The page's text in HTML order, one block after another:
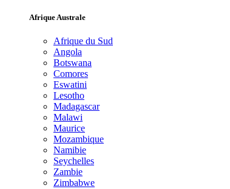
Afrique Australe
Afrique du Sud
Angola
Botswana
Comores
Eswatini
Lesotho
Madagascar
Malawi
Maurice
Mozambique
Namibie
Seychelles
Zambie
Zimbabwe